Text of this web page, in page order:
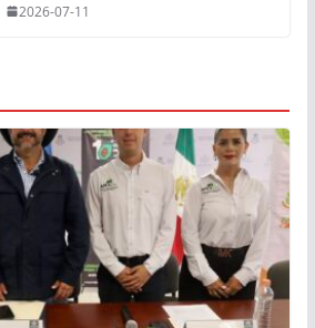
2026-07-11